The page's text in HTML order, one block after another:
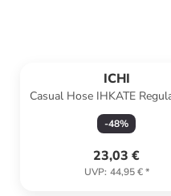
ICHI
Casual Hose IHKATE
Sandshell
-48%
23,03 €
UVP: 44,95 €*